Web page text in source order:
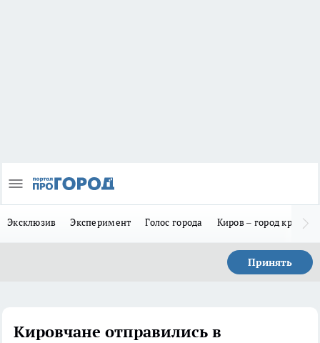
Эксклюзив Эксперимент Голос города Киров – город
Принять
Кировчане отправились в